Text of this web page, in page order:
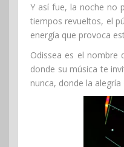
Y así fue, la noche no
tiempos revueltos, el
energía que provoca
Odissea es el nombre
donde su música te
nunca, donde la